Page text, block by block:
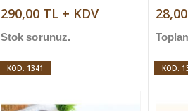
290,00 TL + KDV
Stok sorunuz.
KOD: 1341 KOD: